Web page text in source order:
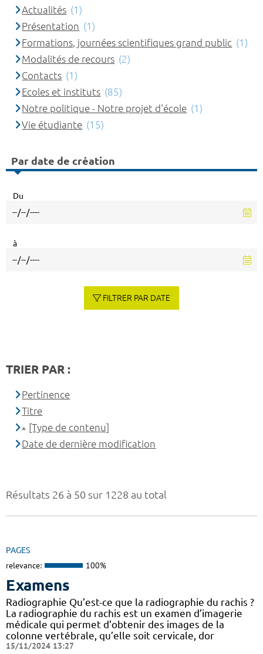
Résultats 26 à 50 sur 1228 au total
PAGES
relevance: 100%
Examens
Radiographie Qu’est-ce que la radiographie du rachis ?
La radiographie du rachis est un examen d’imagerie
médicale qui permet d’obtenir des images de la
colonne vertébrale, qu’elle soit cervicale, dor
15/11/2024 13:27
Actualités (1)
Présentation (1)
Formations, journées scientifiques grand public (1)
Modalités de recours (2)
Contacts (1)
Ecoles et instituts (85)
Notre politique - Notre projet d'école (1)
Vie étudiante (15)
Par date de création
Du
à
FILTRER PAR DATE
TRIER PAR :
Pertinence
Titre
[Type de contenu]
Date de dernière modification